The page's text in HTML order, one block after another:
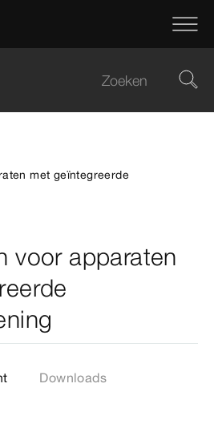
met geïntegreerde
voor apparaten
Downloads